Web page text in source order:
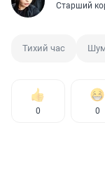
Старший
Тихий час
0 0